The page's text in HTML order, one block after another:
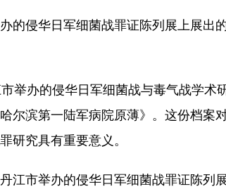
侵华日军细菌战罪证陈列展上展出
办的侵华日军细菌战与毒气战学术
尔滨第一陆军病院原薄》。这份档案
研究具有重要意义。
市举办的侵华日军细菌战罪证陈列展